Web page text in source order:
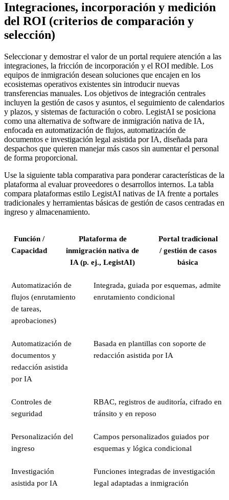
Integraciones, incorporación y medición
del ROI (criterios de comparación y
selección)
Seleccionar y demostrar el valor de un portal requiere atención a las
integraciones, la fricción de incorporación y el ROI medible. Los
equipos de inmigración desean soluciones que encajen en los
ecosistemas operativos existentes sin introducir nuevas
transferencias manuales. Los objetivos de integración centrales
incluyen la gestión de casos y asuntos, el seguimiento de calendarios
y plazos, y sistemas de facturación o cobro. LegistAI se posiciona
como una alternativa de software de inmigración nativa de IA,
enfocada en automatización de flujos, automatización de
documentos e investigación legal asistida por IA, diseñada para
despachos que quieren manejar más casos sin aumentar el personal
de forma proporcional.
Use la siguiente tabla comparativa para ponderar características de la
plataforma al evaluar proveedores o desarrollos internos. La tabla
compara plataformas estilo LegistAI nativas de IA frente a portales
tradicionales y herramientas básicas de gestión de casos centradas en
ingreso y almacenamiento.
Función /
Capacidad
Plataforma de
inmigración nativa de
IA (p. ej., LegistAI)
Portal tradicional
/ gestión de casos
básica
Automatización de
flujos (enrutamiento
de tareas,
aprobaciones)
Integrada, guiada por esquemas, admite
enrutamiento condicional
Automatización de
documentos y
redacción asistida
por IA
Basada en plantillas con soporte de
redacción asistida por IA
Controles de
seguridad
RBAC, registros de auditoría, cifrado en
tránsito y en reposo
Personalización del
ingreso
Campos personalizados guiados por
esquemas y lógica condicional
Investigación
asistida por IA
Funciones integradas de investigación
legal adaptadas a inmigración